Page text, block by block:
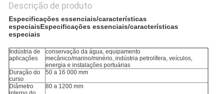
Descrição de produto
Especificações essenciais/características
especiaisEspecificações essenciais/características
especiais
Indústria de
aplicações
conservação da água, equipamento
mecânico/marino/minério, indústria petrolífera, veículos,
energia e instalações portuárias
Duração do
curso
50 a 16 000 mm
Diâmetro
80 a 1200 mm